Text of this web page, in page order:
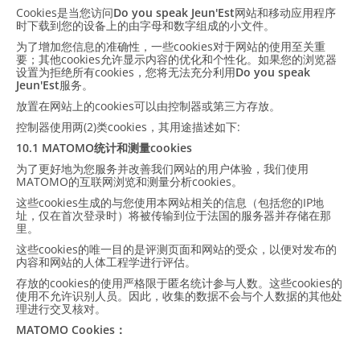
Cookies是当您访问Do you speak Jeun'Est网站和移动应用程序
时下载到您的设备上的由字母和数字组成的小文件。
为了增加您信息的准确性，一些cookies对于网站的使用至关重
要；其他cookies允许显示内容的优化和个性化。如果您的浏览器
设置为拒绝所有cookies，您将无法充分利用Do you speak
Jeun'Est服务。
放置在网站上的cookies可以由控制器或第三方存放。
控制器使用两(2)类cookies，其用途描述如下:
10.1 MATOMO统计和测量cookies
为了更好地为您服务并改善我们网站的用户体验，我们使用
MATOMO的互联网浏览和测量分析cookies。
这些cookies生成的与您使用本网站相关的信息（包括您的IP地
址，仅在首次登录时）将被传输到位于法国的服务器并存储在那
里。
这些cookies的唯一目的是评测页面和网站的受众，以便对发布的
内容和网站的人体工程学进行评估。
存放的cookies的使用严格限于匿名统计参与人数。这些cookies的
使用不允许识别人员。因此，收集的数据不会与个人数据的其他处
理进行交叉核对。
MATOMO Cookies：